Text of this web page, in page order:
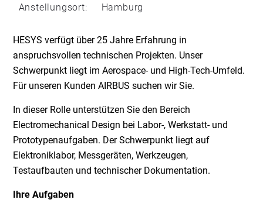
Anstellungsort: Hamburg
HESYS verfügt über 25 Jahre Erfahrung in
anspruchsvollen technischen Projekten. Unser
Schwerpunkt liegt im Aerospace- und High-Tech-Umfeld.
Für unseren Kunden AIRBUS suchen wir Sie.
In dieser Rolle unterstützen Sie den Bereich
Electromechanical Design bei Labor-, Werkstatt- und
Prototypenaufgaben. Der Schwerpunkt liegt auf
Elektroniklabor, Messgeräten, Werkzeugen,
Testaufbauten und technischer Dokumentation.
Ihre Aufgaben